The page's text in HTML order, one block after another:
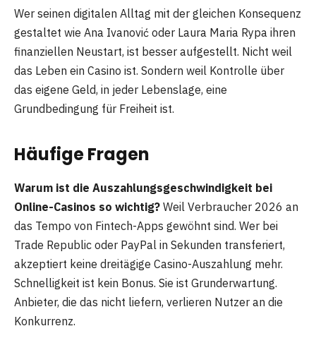
Wer seinen digitalen Alltag mit der gleichen Konsequenz
gestaltet wie Ana Ivanović oder Laura Maria Rypa ihren
finanziellen Neustart, ist besser aufgestellt. Nicht weil
das Leben ein Casino ist. Sondern weil Kontrolle über
das eigene Geld, in jeder Lebenslage, eine
Grundbedingung für Freiheit ist.
Häufige Fragen
Warum ist die Auszahlungsgeschwindigkeit bei
Online-Casinos so wichtig? Weil Verbraucher 2026 an
das Tempo von Fintech-Apps gewöhnt sind. Wer bei
Trade Republic oder PayPal in Sekunden transferiert,
akzeptiert keine dreitägige Casino-Auszahlung mehr.
Schnelligkeit ist kein Bonus. Sie ist Grunderwartung.
Anbieter, die das nicht liefern, verlieren Nutzer an die
Konkurrenz.